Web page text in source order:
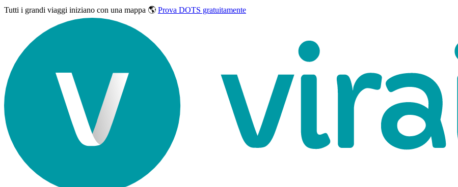
Tutti i grandi viaggi iniziano con una mappa 🌎 Prova DOTS gratuitamente